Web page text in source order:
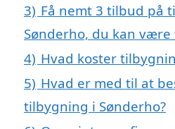
3) Få nemt 3 tilbud på
Sønderho, du kan være
4) Hvad koster
5) Hvad er med til at
tilbygning i Sønderho?